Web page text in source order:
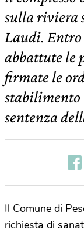
sulla riviera
Laudi.
abbattute le
firmate le
stabilimento
sentenza
Il Comune di
richiesta di